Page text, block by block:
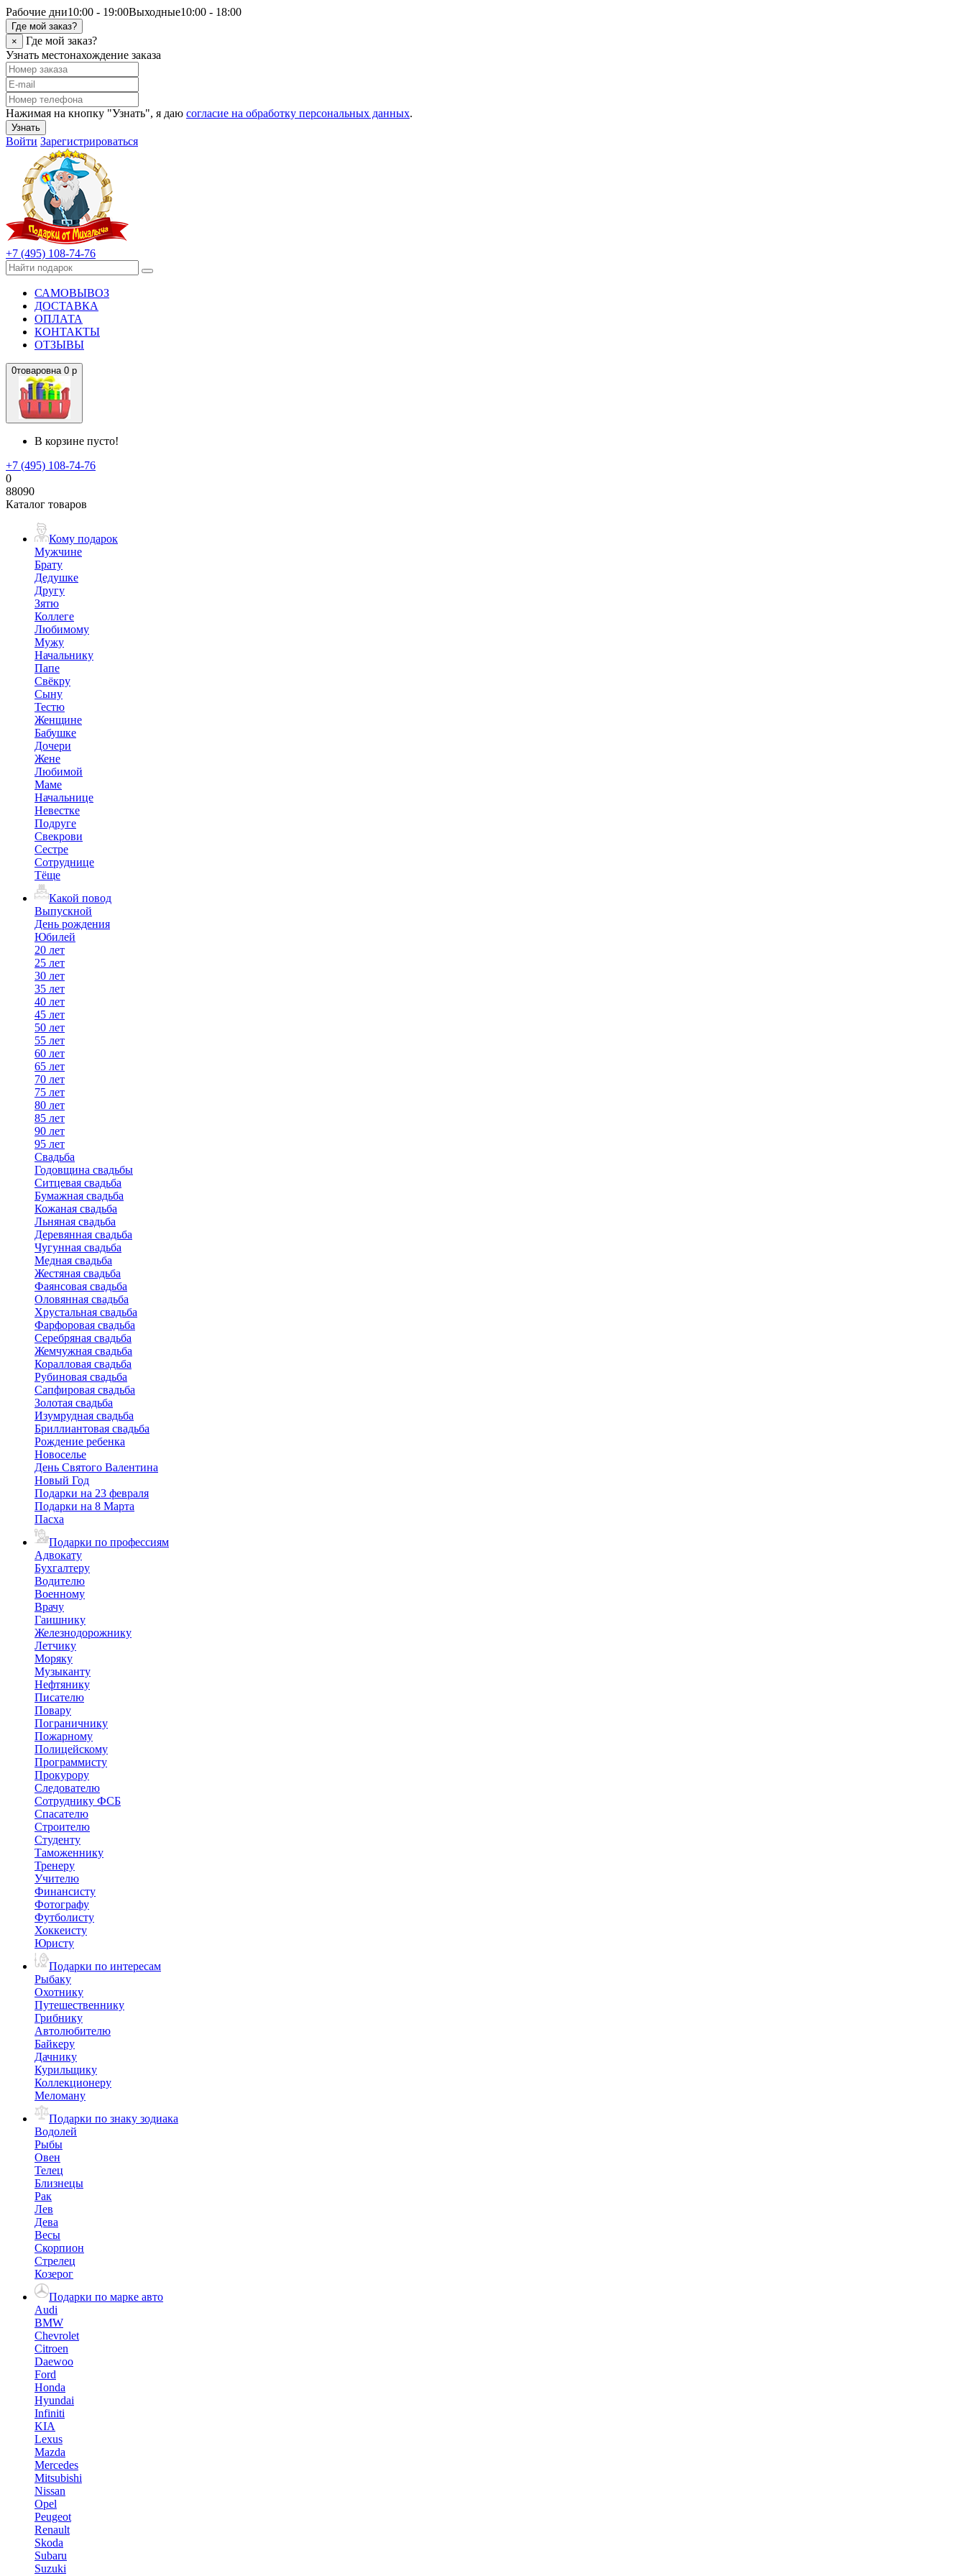
Рабочие дни10:00 - 19:00Выходные10:00 - 18:00
Где мой заказ?
×
Где мой заказ?
Узнать местонахождение заказа
Нажимая на кнопку "Узнать", я даю согласие на обработку персональных данных.
Узнать
Войти Зарегистрироваться
+7 (495) 108-74-76
САМОВЫВОЗ
ДОСТАВКА
ОПЛАТА
КОНТАКТЫ
ОТЗЫВЫ
0товаровна 0 р
В корзине пусто!
+7 (495) 108-74-76
0
88090
Каталог товаров
Кому подарок
Мужчине
Брату
Дедушке
Другу
Зятю
Коллеге
Любимому
Мужу
Начальнику
Папе
Свёкру
Сыну
Тестю
Женщине
Бабушке
Дочери
Жене
Любимой
Маме
Начальнице
Невестке
Подруге
Свекрови
Сестре
Сотруднице
Тёще
Какой повод
Выпускной
День рождения
Юбилей
20 лет
25 лет
30 лет
35 лет
40 лет
45 лет
50 лет
55 лет
60 лет
65 лет
70 лет
75 лет
80 лет
85 лет
90 лет
95 лет
Свадьба
Годовщина свадьбы
Ситцевая свадьба
Бумажная свадьба
Кожаная свадьба
Льняная свадьба
Деревянная свадьба
Чугунная свадьба
Медная свадьба
Жестяная свадьба
Фаянсовая свадьба
Оловянная свадьба
Хрустальная свадьба
Фарфоровая свадьба
Серебряная свадьба
Жемчужная свадьба
Коралловая свадьба
Рубиновая свадьба
Сапфировая свадьба
Золотая свадьба
Изумрудная свадьба
Бриллиантовая свадьба
Рождение ребенка
Новоселье
День Святого Валентина
Новый Год
Подарки на 23 февраля
Подарки на 8 Марта
Пасха
Подарки по профессиям
Адвокату
Бухгалтеру
Водителю
Военному
Врачу
Гаишнику
Железнодорожнику
Летчику
Моряку
Музыканту
Нефтянику
Писателю
Повару
Пограничнику
Пожарному
Полицейскому
Программисту
Прокурору
Следователю
Сотруднику ФСБ
Спасателю
Строителю
Студенту
Таможеннику
Тренеру
Учителю
Финансисту
Фотографу
Футболисту
Хоккеисту
Юристу
Подарки по интересам
Рыбаку
Охотнику
Путешественнику
Грибнику
Автолюбителю
Байкеру
Дачнику
Курильщику
Коллекционеру
Меломану
Подарки по знаку зодиака
Водолей
Рыбы
Овен
Телец
Близнецы
Рак
Лев
Дева
Весы
Скорпион
Стрелец
Козерог
Подарки по марке авто
Audi
BMW
Chevrolet
Citroen
Daewoo
Ford
Honda
Hyundai
Infiniti
KIA
Lexus
Mazda
Mercedes
Mitsubishi
Nissan
Opel
Peugeot
Renault
Skoda
Subaru
Suzuki